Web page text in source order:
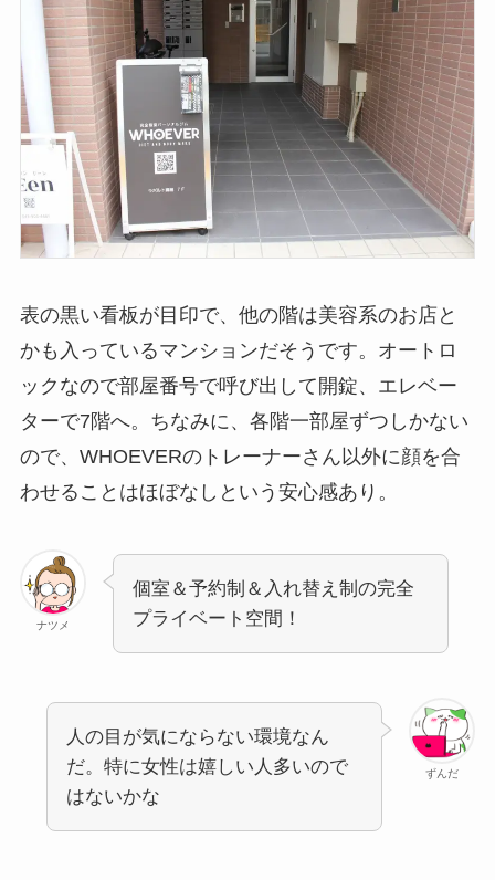
表の黒い看板が目印で、他の階は美容系のお店と
かも入っているマンションだそうです。オートロ
ックなので部屋番号で呼び出して開錠、エレベー
ターで7階へ。ちなみに、各階一部屋ずつしかない
ので、WHOEVERのトレーナーさん以外に顔を合
わせることはほぼなしという安心感あり。
ナツメ
個室＆予約制＆入れ替え制の完全
プライベート空間！
ずんだ
人の目が気にならない環境なん
だ。特に女性は嬉しい人多いので
はないかな